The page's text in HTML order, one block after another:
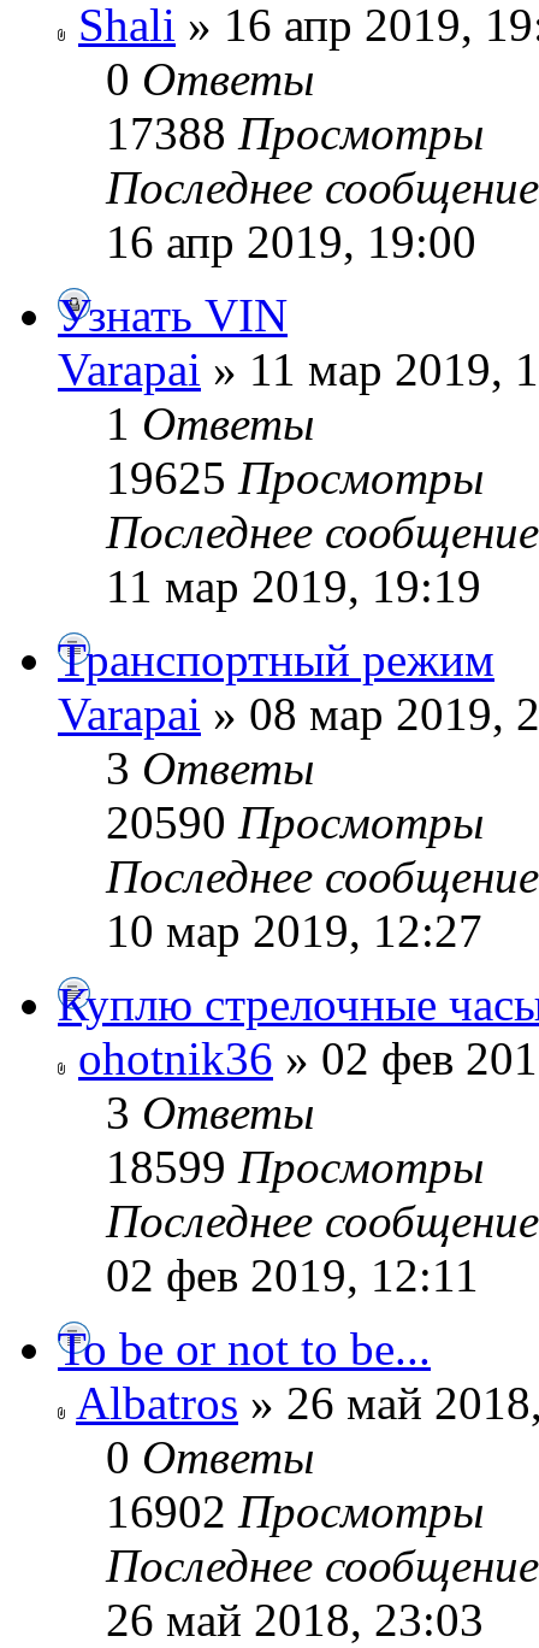
Shali » 16 апр 2019,
0 Ответы
17388 Просмотры
Последнее
16 апр 2019, 19:00
Узнать VIN
Varapai » 11 мар 2019,
1 Ответы
19625 Просмотры
Последнее
11 мар 2019, 19:19
Транспортный режим
Varapai » 08 мар 2019,
3 Ответы
20590 Просмотры
Последнее
10 мар 2019, 12:27
Куплю стрелочные
ohotnik36 » 02 фев
3 Ответы
18599 Просмотры
Последнее
02 фев 2019, 12:11
To be or not to be...
Albatros » 26 май
0 Ответы
16902 Просмотры
Последнее
26 май 2018, 23:03